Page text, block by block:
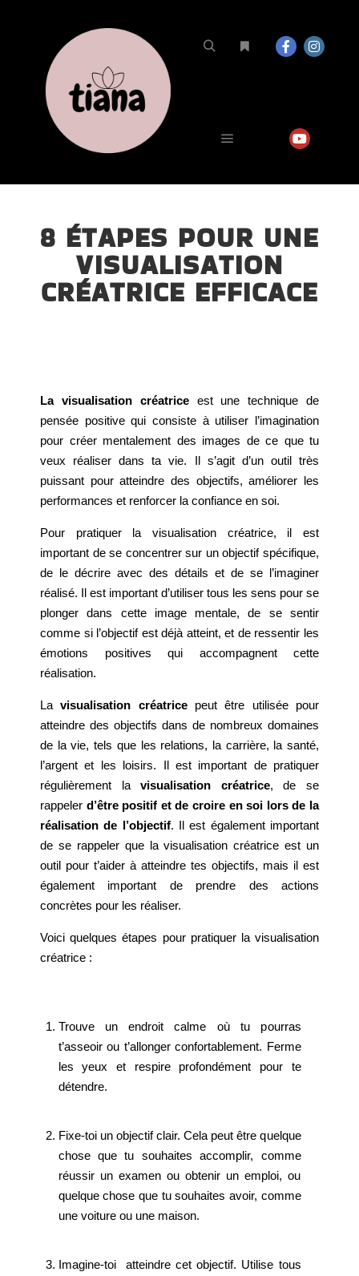
8 ÉTAPES POUR UNE
VISUALISATION
CRÉATRICE EFFICACE
La visualisation créatriceest une technique de
pensée positive qui consiste à utiliser l’imagination
pour créer mentalement des images de ce que tu
veux réaliser dans ta vie. Il s’agit d’un outil très
puissant pour atteindre des objectifs, améliorer les
performances et renforcer la confiance en soi.
Pour pratiquer la visualisation créatrice, il est
important de se concentrer sur un objectif spécifique,
de le décrire avec des détails et de se l’imaginer
réalisé. Il est important d’utiliser tous les sens pour se
plonger dans cette image mentale, de se sentir
comme si l’objectif est déjà atteint, et de ressentir les
émotions positives qui accompagnent cette
réalisation.
Lavisualisation créatricepeut être utilisée pour
atteindre des objectifs dans de nombreux domaines
de la vie, tels que les relations, la carrière, la santé,
l’argent et les loisirs. Il est important de pratiquer
régulièrement lavisualisation créatrice, de se
rappeler d’être positif et de croire en soi lors de la
réalisation de l’objectif. Il est également important
de se rappeler que la visualisation créatrice est un
outil pour t’aider à atteindre tes objectifs, mais il est
également important de prendre des actions
concrètes pour les réaliser.
Voici quelques étapes pour pratiquer la visualisation
créatrice :
Trouve un endroit calme où tu pourras
t’asseoir ou t’allonger confortablement. Ferme
les yeux et respire profondément pour te
détendre.
Fixe-toi un objectif clair. Cela peut être quelque
chose que tu souhaites accomplir, comme
réussir un examen ou obtenir un emploi, ou
quelque chose que tu souhaites avoir, comme
une voiture ou une maison.
Imagine-toi atteindre cet objectif. Utilise tous